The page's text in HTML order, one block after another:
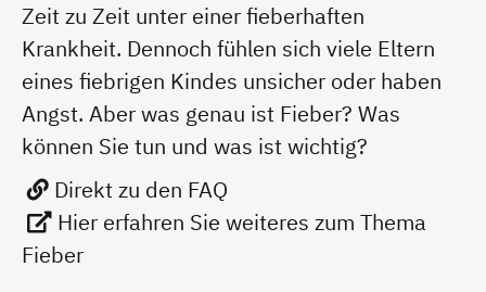
Zeit zu Zeit unter einer fieberhaften
Krankheit. Dennoch fühlen sich viele Eltern
eines fiebrigen Kindes unsicher oder haben
Angst. Aber was genau ist Fieber? Was
können Sie tun und was ist wichtig?
Direkt zu den FAQ
Hier erfahren Sie weiteres zum Thema
Fieber